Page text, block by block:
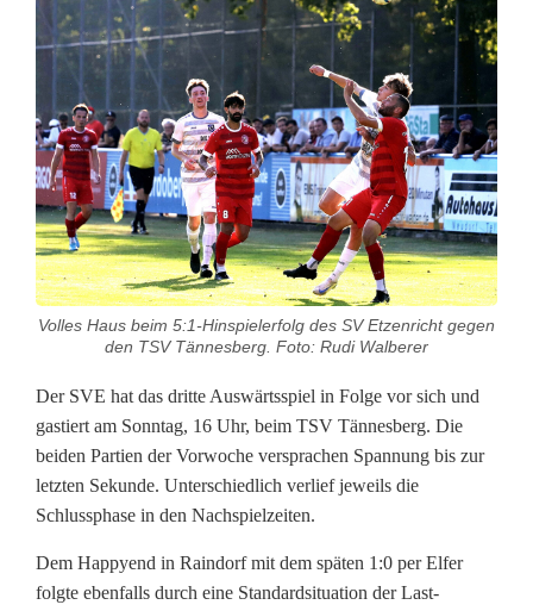
V
t
z
e
n
r
c
h
t
n
Volles Haus beim 5:1-Hinspielerfolg des SV Etzenricht gegen
den TSV Tännesberg. Foto: Rudi Walberer
Der SVE hat das dritte Auswärtsspiel in Folge vor sich und
gastiert am Sonntag, 16 Uhr, beim TSV Tännesberg. Die
beiden Partien der Vorwoche versprachen Spannung bis zur
letzten Sekunde. Unterschiedlich verlief jeweils die
Schlussphase in den Nachspielzeiten.
Dem Happyend in Raindorf mit dem späten 1:0 per Elfer
folgte ebenfalls durch eine Standardsituation der Last-